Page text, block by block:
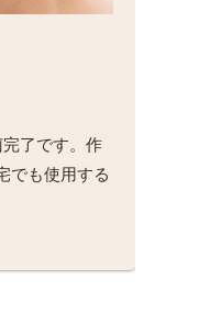
了です。作
でも使用する